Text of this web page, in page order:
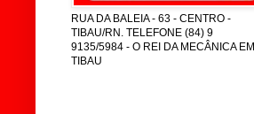
RUA DA BALEIA - 63 - CENTRO -
TIBAU/RN. TELEFONE (84) 9
9135/5984 - O REI DA MECÂNICA EM
TIBAU